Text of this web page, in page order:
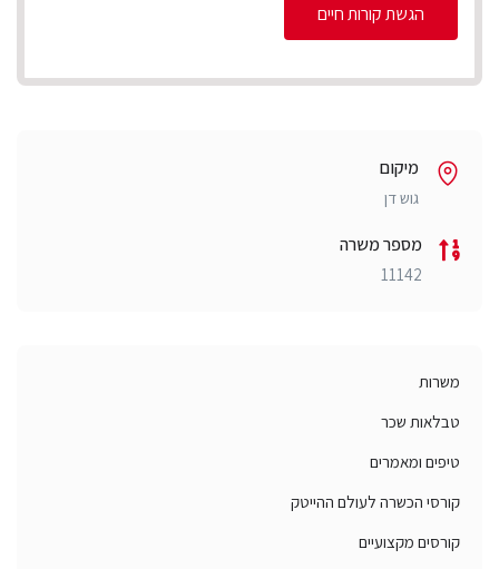
הגשת קורות חיים
מיקום
גוש דן
מספר משרה
11142
משרות
טבלאות שכר
טיפים ומאמרים
קורסי הכשרה לעולם ההייטק
קורסים מקצועיים